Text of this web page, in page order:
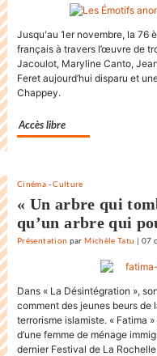
Jusqu'au 1er novembre, la 76
français à travers l’œuvre de
Jacoulot, Maryline Canto,
Feret aujourd’hui disparu et
Chappey.
Accès libre
Cinéma -Culture
« Un arbre qui
qu’un arbre qui
Présentation parMichèle Tatu | 07
Dans « La Désintégration »,
comment des jeunes beurs
terrorisme islamiste. « Fatima
d’une femme de ménage
dernier Festival de La